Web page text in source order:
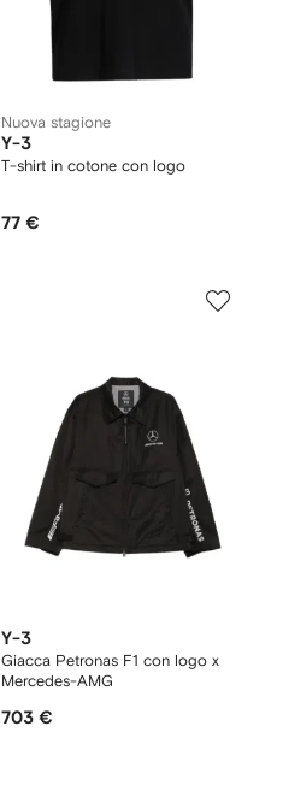
Nuova stagione
Y-3
T-shirt in cotone con logo
77 €
Y-3
Giacca Petronas F1 con logo x
Mercedes-AMG
703 €